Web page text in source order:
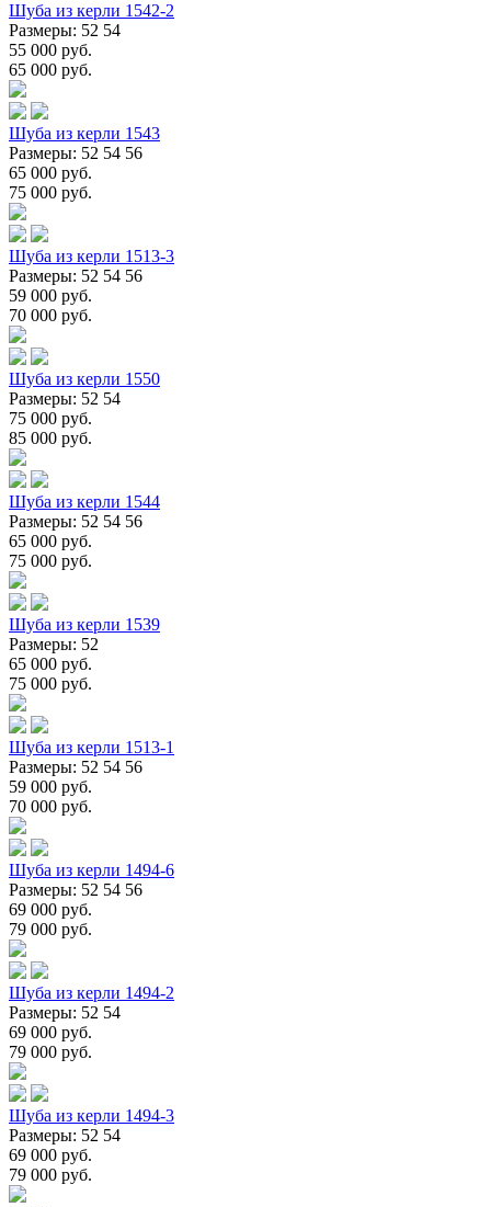
Шуба из керли 1542-2
Размеры: 52 54
55 000 руб.
65 000 руб.
Шуба из керли 1543
Размеры: 52 54 56
65 000 руб.
75 000 руб.
Шуба из керли 1513-3
Размеры: 52 54 56
59 000 руб.
70 000 руб.
Шуба из керли 1550
Размеры: 52 54
75 000 руб.
85 000 руб.
Шуба из керли 1544
Размеры: 52 54 56
65 000 руб.
75 000 руб.
Шуба из керли 1539
Размеры: 52
65 000 руб.
75 000 руб.
Шуба из керли 1513-1
Размеры: 52 54 56
59 000 руб.
70 000 руб.
Шуба из керли 1494-6
Размеры: 52 54 56
69 000 руб.
79 000 руб.
Шуба из керли 1494-2
Размеры: 52 54
69 000 руб.
79 000 руб.
Шуба из керли 1494-3
Размеры: 52 54
69 000 руб.
79 000 руб.